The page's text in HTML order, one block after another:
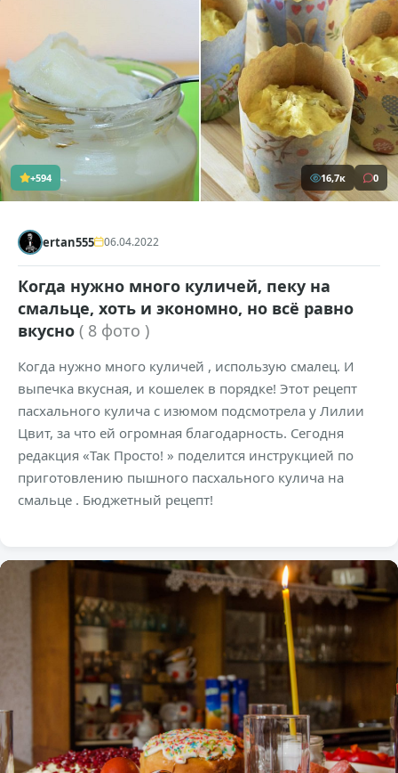
+594 16,7к 0
ertan555 06.04.2022
Когда нужно много куличей, пеку на
смальце, хоть и экономно, но всё равно
вкусно ( 8 фото )
Когда нужно много куличей , использую смалец. И
выпечка вкусная, и кошелек в порядке! Этот рецепт
пасхального кулича с изюмом подсмотрела у Лилии
Цвит, за что ей огромная благодарность. Сегодня
редакция «Так Просто! » поделится инструкцией по
приготовлению пышного пасхального кулича на
смальце . Бюджетный рецепт!